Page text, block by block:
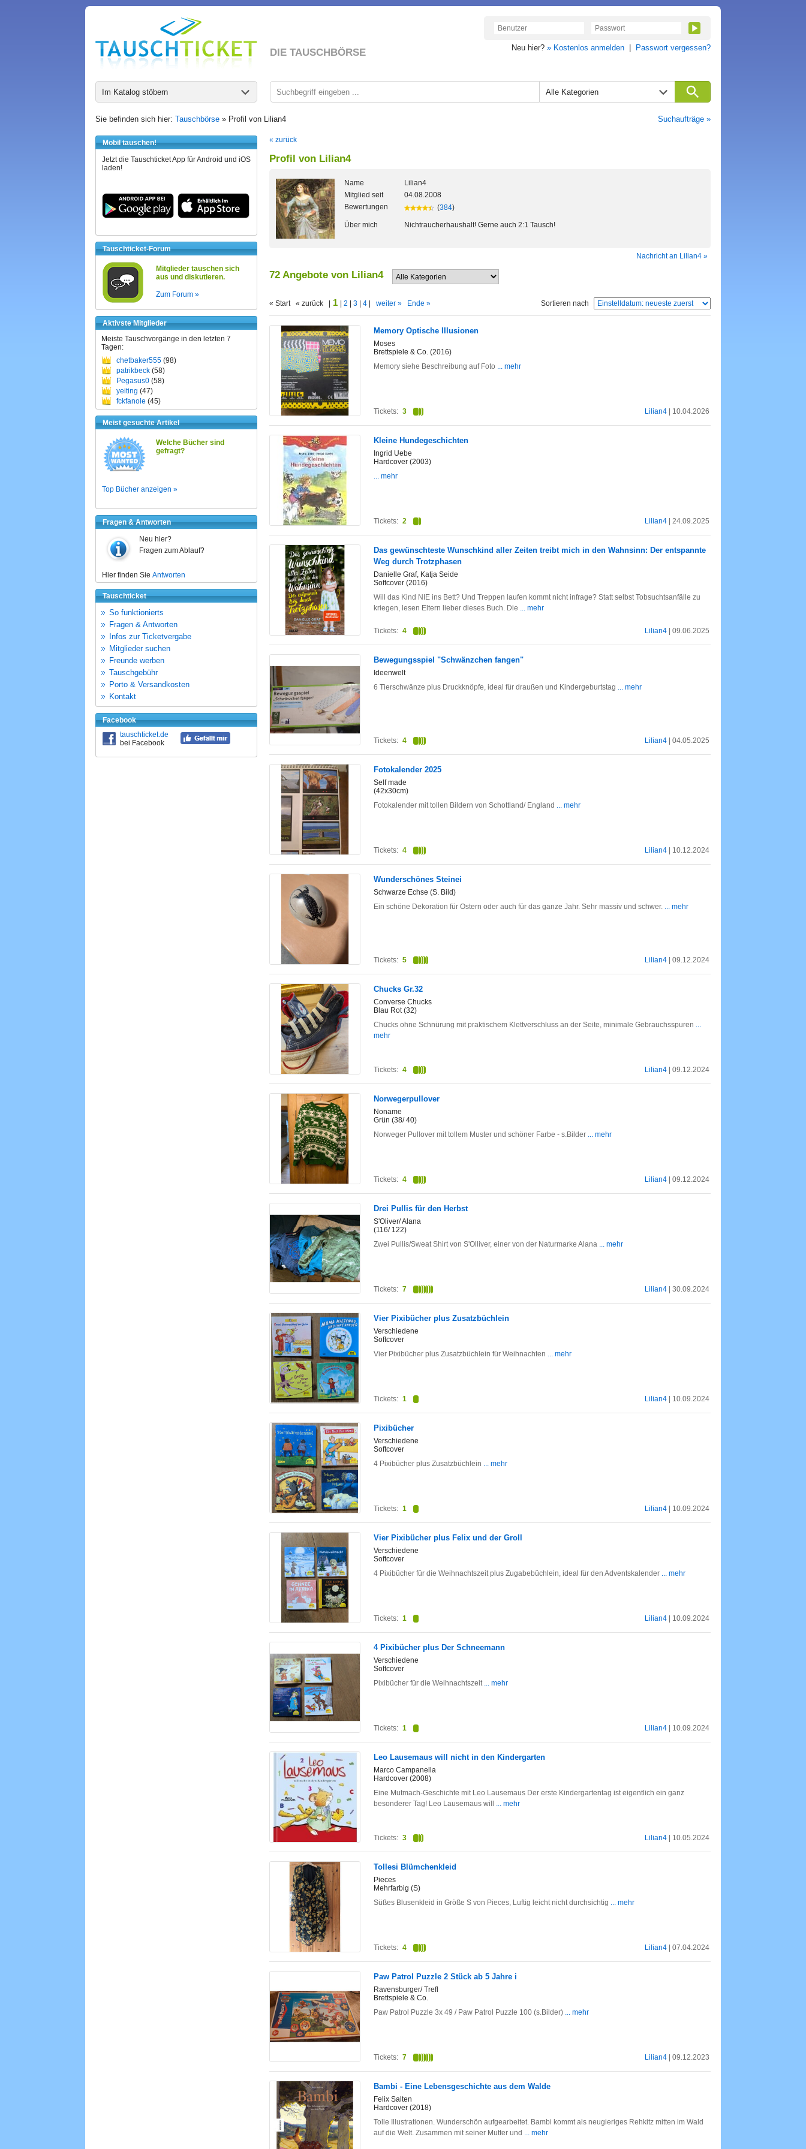
DIE TAUSCHBÖRSE Neu hier? » Kostenlos anmelden Passwort vergessen?
Im Katalog stöbern Alle Kategorien
Sie befinden sich hier: Tauschbörse » Profil von Lilian4 Suchaufträge »
Mobil tauschen!
Jetzt die Tauschticket App für Android und iOS
laden!
Tauschticket-Forum
Mitglieder tauschen sich
aus und diskutieren.
Zum Forum »
Aktivste Mitglieder
Meiste Tauschvorgänge in den letzten 7
Tagen:
chetbaker555 (98)
patrikbeck (58)
Pegasus0 (58)
yeiting (47)
fckfanole (45)
Meist gesuchte Artikel
Welche Bücher sind
gefragt?
Top Bücher anzeigen »
Fragen & Antworten
Neu hier?
Fragen zum Ablauf?
Hier finden Sie Antworten
Tauschticket
So funktionierts
Fragen & Antworten
Infos zur Ticketvergabe
Mitglieder suchen
Freunde werben
Tauschgebühr
Porto & Versandkosten
Kontakt
Facebook
tauschticket.de
bei Facebook
« zurück
Profil von Lilian4
Name
Lilian4
Mitglied seit
04.08.2008
Bewertungen
(384)
Über mich Nichtraucherhaushalt! Gerne auch 2:1 Tausch!
Nachricht an Lilian4 »
72 Angebote von Lilian4
« Start « zurück | 1 2 3 4 weiter » Ende » Sortieren nach
Memory Optische Illusionen
Moses
Brettspiele & Co. (2016)
Memory siehe Beschreibung auf Foto ... mehr
Lilian4 | 10.04.2026
Tickets: 3
Kleine Hundegeschichten
Ingrid Uebe
Hardcover (2003)
... mehr
Lilian4 | 24.09.2025
Tickets: 2
Das gewünschteste Wunschkind aller Zeiten treibt mich in den Wahnsinn: Der entspannte
Weg durch Trotzphasen
Danielle Graf, Katja Seide
Softcover (2016)
Will das Kind NIE ins Bett? Und Treppen laufen kommt nicht infrage? Statt selbst Tobsuchtsanfälle zu
kriegen, lesen Eltern lieber dieses Buch. Die ... mehr
Lilian4 | 09.06.2025
Tickets: 4
Bewegungsspiel "Schwänzchen fangen"
Ideenwelt
6 Tierschwänze plus Druckknöpfe, ideal für draußen und Kindergeburtstag ... mehr
Lilian4 | 04.05.2025
Tickets: 4
Fotokalender 2025
Self made
(42x30cm)
Fotokalender mit tollen Bildern von Schottland/ England ... mehr
Lilian4 | 10.12.2024
Tickets: 4
Wunderschönes Steinei
Schwarze Echse (S. Bild)
Ein schöne Dekoration für Ostern oder auch für das ganze Jahr. Sehr massiv und schwer. ... mehr
Lilian4 | 09.12.2024
Tickets: 5
Chucks Gr.32
Converse Chucks
Blau Rot (32)
Chucks ohne Schnürung mit praktischem Klettverschluss an der Seite, minimale Gebrauchsspuren ...
mehr
Lilian4 | 09.12.2024
Tickets: 4
Norwegerpullover
Noname
Grün (38/ 40)
Norweger Pullover mit tollem Muster und schöner Farbe - s.Bilder ... mehr
Lilian4 | 09.12.2024
Tickets: 4
Drei Pullis für den Herbst
S'Oliver/ Alana
(116/ 122)
Zwei Pullis/Sweat Shirt von S'Olliver, einer von der Naturmarke Alana ... mehr
Lilian4 | 30.09.2024
Tickets: 7
Vier Pixibücher plus Zusatzbüchlein
Verschiedene
Softcover
Vier Pixibücher plus Zusatzbüchlein für Weihnachten ... mehr
Lilian4 | 10.09.2024
Tickets: 1
Pixibücher
Verschiedene
Softcover
4 Pixibücher plus Zusatzbüchlein ... mehr
Lilian4 | 10.09.2024
Tickets: 1
Vier Pixibücher plus Felix und der Groll
Verschiedene
Softcover
4 Pixibücher für die Weihnachtszeit plus Zugabebüchlein, ideal für den Adventskalender ... mehr
Lilian4 | 10.09.2024
Tickets: 1
4 Pixibücher plus Der Schneemann
Verschiedene
Softcover
Pixibücher für die Weihnachtszeit... mehr
Lilian4 | 10.09.2024
Tickets: 1
Leo Lausemaus will nicht in den Kindergarten
Marco Campanella
Hardcover (2008)
Eine Mutmach-Geschichte mit Leo Lausemaus Der erste Kindergartentag ist eigentlich ein ganz
besonderer Tag! Leo Lausemaus will ... mehr
Lilian4 | 10.05.2024
Tickets: 3
Tollesi Blümchenkleid
Pieces
Mehrfarbig (S)
Süßes Blusenkleid in Größe S von Pieces, Luftig leicht nicht durchsichtig ... mehr
Lilian4 | 07.04.2024
Tickets: 4
Paw Patrol Puzzle 2 Stück ab 5 Jahre i
Ravensburger/ Trefl
Brettspiele & Co.
Paw Patrol Puzzle 3x 49 / Paw Patrol Puzzle 100 (s.Bilder) ... mehr
Lilian4 | 09.12.2023
Tickets: 7
Bambi - Eine Lebensgeschichte aus dem Walde
Felix Salten
Hardcover (2018)
Tolle Illustrationen. Wunderschön aufgearbeitet. Bambi kommt als neugieriges Rehkitz mitten im Wald
auf die Welt. Zusammen mit seiner Mutter und ... mehr